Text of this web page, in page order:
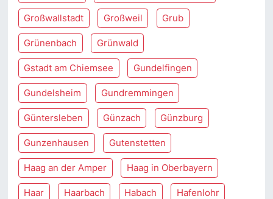
Großwallstadt Großweil Grub
Grünenbach Grünwald
Gstadt am Chiemsee Gundelfingen
Gundelsheim Gundremmingen
Güntersleben Günzach Günzburg
Gunzenhausen Gutenstetten
Haag an der Amper Haag in Oberbayern
Haar Haarbach Habach Hafenlohr